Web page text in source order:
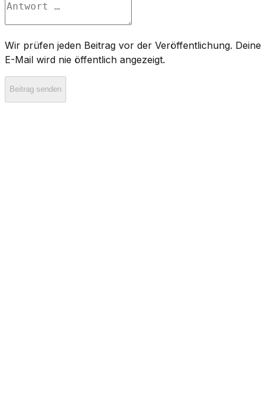
Wir prüfen jeden Beitrag vor der Veröffentlichung. Deine
E-Mail wird nie öffentlich angezeigt.
Beitrag senden